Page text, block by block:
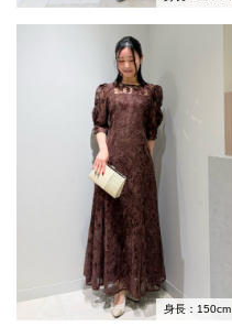
身長：150cm